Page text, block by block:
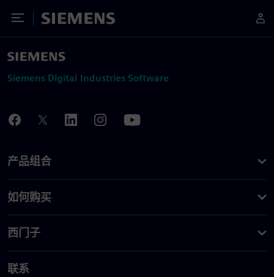
Toggle Menu
Siemens
Siemens Digital Industries Software
产品组合
如何购买
西门子
联系